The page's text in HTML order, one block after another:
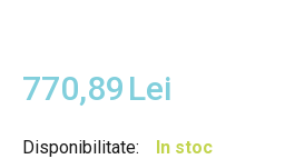
770,89 Lei
Disponibilitate:
In stoc